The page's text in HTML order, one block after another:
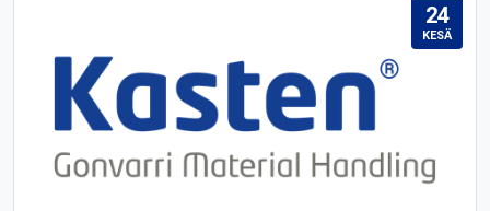
24
KESÄ